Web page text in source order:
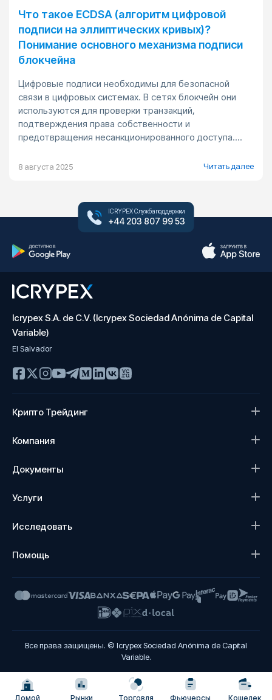
Домой Рынки Торговля Фьючерсы Кошелек
Что такое ECDSA (алгоритм цифровой
подписи на эллиптических кривых)?
Понимание основного механизма подписи
блокчейна
Цифровые подписи необходимы для безопасной
связи в цифровых системах. В сетях блокчейн они
используются для проверки транзакций,
подтверждения права собственности и
предотвращения несанкционированного доступа....
8 августа 2025 Читать далее
ICRYPEX Служба поддержки
+44 203 807 99 53
Icrypex S.A. de C.V. (Icrypex Sociedad Anónima de Capital
Variable)
El Salvador
Крипто Трейдинг
Компания
Документы
Услуги
Исследовать
Помощь
Все права защищены. © Icrypex Sociedad Anónima de Capital
Variable.